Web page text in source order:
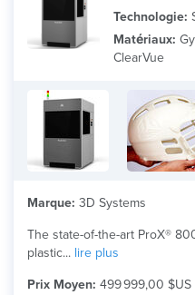
Technologie:
Matériaux:
ClearVue
Marque: 3D Systems
The state-of-the-art ProX®
plastic... lire plus
Prix Moyen: 499 999,00 $US